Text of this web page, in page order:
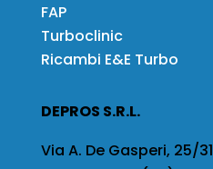
FAP
Turboclinic
Ricambi E&E Turbo
DEPROS S.R.L.
Via A. De Gasperi, 25/31